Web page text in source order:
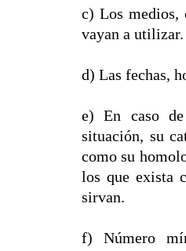
c) Los medios,
vayan a utilizar.
d) Las fechas,
e) En caso
situación, su
como su
los que exista
sirvan.
f) Número